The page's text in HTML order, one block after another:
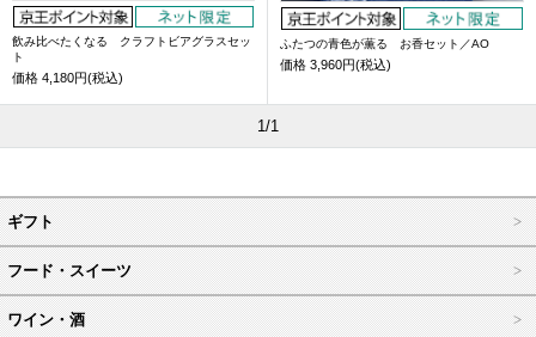
飲み比べたくなる クラフトビアグラスセッ
ト
価格 4,180円(税込)
ふたつの青色が薫る お香セット／AO
価格 3,960円(税込)
1/1
ギフト
フード・スイーツ
ワイン・酒